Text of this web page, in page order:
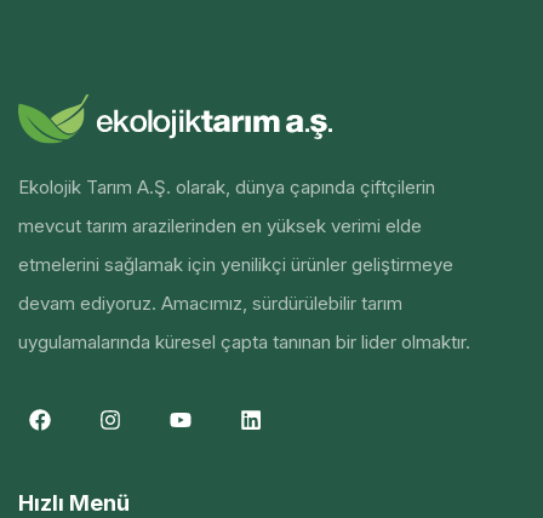
Ekolojik Tarım A.Ş. olarak, dünya çapında çiftçilerin
mevcut tarım arazilerinden en yüksek verimi elde
etmelerini sağlamak için yenilikçi ürünler geliştirmeye
devam ediyoruz. Amacımız, sürdürülebilir tarım
uygulamalarında küresel çapta tanınan bir lider olmaktır.
Hızlı Menü